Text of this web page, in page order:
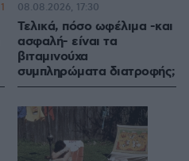
1
Τελικά, πόσο ωφέλιμα -και
ασφαλή- είναι τα
βιταμινούχα
συμπληρώματα διατροφής;
08.08.2026, 17:30